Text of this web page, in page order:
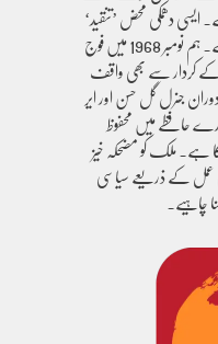
دھمکی محض ’تنقید‘
نہیں ہوتی۔ ہمیں اپنی تاریخ مستحضر ہے۔ ہم نومبر 1968 میں فوج
کے کردار سے بھی واقف
کے دوران جنرل گل حسن اور ایر
حافظے میں محفوظ
ہے۔ ملک کو مضحکہ خیز
عمل کے ذریعے سیاسی
چاہیے۔